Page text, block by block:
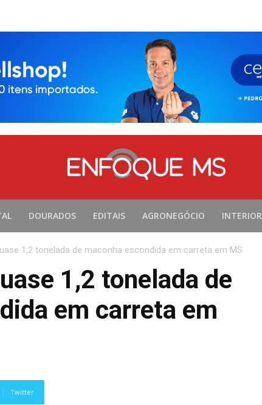
DOURADOS EDITAIS AGRONEGÓCIO INTERIOR
1,2 tonelada de maconha escondida em carreta em MS
1,2 tonelada de
em carreta em
Twitter